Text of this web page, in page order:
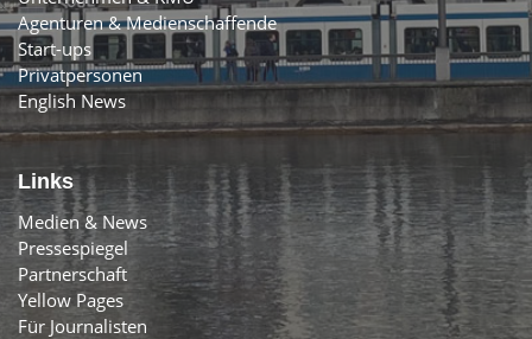
Agenturen & Medienschaffende
Start-ups
Privatpersonen
English News
Links
Medien & News
Pressespiegel
Partnerschaft
Yellow Pages
Für Journalisten